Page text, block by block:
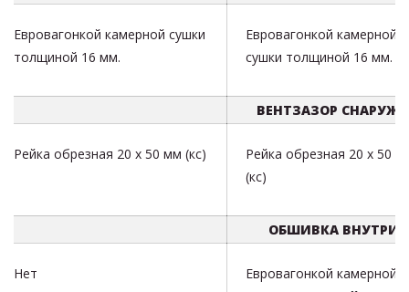
Евровагонкой камерной сушки
толщиной 16 мм.
Евровагонкой камерной
сушки толщиной 16 мм.
ВЕНТЗАЗОР
Рейка обрезная 20 х 50 мм (кс)
Рейка обрезная 20 х 50
(кс)
ОБШИВКА ВНУТРИ
Нет
Евровагонкой камерной